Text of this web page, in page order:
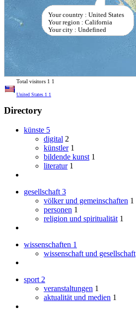
Your country : United States
Your region : California
Your city : Undefined
Total visitors 1 1
United States 1 1
Directory
künste 5
digital 2
künstler 1
bildende kunst 1
literatur 1
gesellschaft 3
völker und gemeinschaften 1
personen 1
religion und spiritualität 1
wissenschaften 1
wissenschaft und gesellschaft
sport 2
veranstaltungen 1
aktualität und medien 1